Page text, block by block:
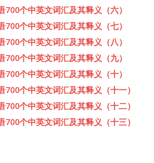
个中英文词汇及其释义（六）
个中英文词汇及其释义（七）
个中英文词汇及其释义（八）
个中英文词汇及其释义（九）
个中英文词汇及其释义（十）
个中英文词汇及其释义（十一）
个中英文词汇及其释义（十二）
个中英文词汇及其释义（十三）